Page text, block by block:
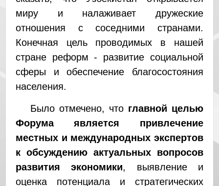
миру и налаживает дружеские
отношения с соседними странами.
Конечная цель проводимых в нашей
стране реформ - развитие социальной
сферы и обеспечение благосостояния
населения.
Было отмечено, что главной целью
Форума является привлечение
местных и международных экспертов
к обсуждению актуальных вопросов
развития экономики, выявление и
оценка потенциала и стратегических